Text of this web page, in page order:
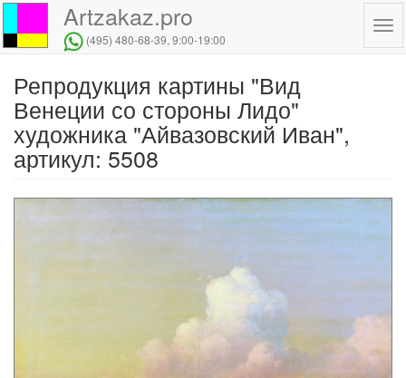
Перейти
основному
содержанию
Artzakaz.pro
(495) 480-68-39, 9:00-19:00
Репродукция картины "Вид
Венеции со стороны Лидо"
художника "Айвазовский Иван",
артикул: 5508